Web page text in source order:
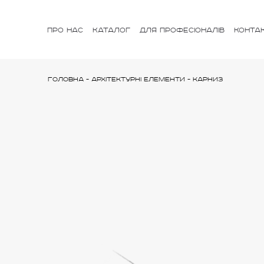
ПРО НАС КАТАЛОГ ДЛЯ ПРОФЕСІОНАЛІВ
Головна- Архітектурні елементи - Карниз